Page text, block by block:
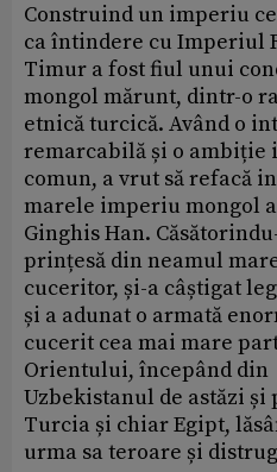
Construind un imperiu
ca întindere cu Imperiul
Timur a fost fiul unui
mongol mărunt, dintr-o
etnică turcică. Având o
remarcabilă și o ambiție
comun, a vrut să refacă
marele imperiu mongol
Ginghis Han.
prințesă din neamul
cuceritor, și-a câștigat
și a adunat o armată
cucerit cea mai mare
Orientului, începând din
Uzbekistanul de astăzi și
Turcia și chiar Egipt,
urma sa teroare și